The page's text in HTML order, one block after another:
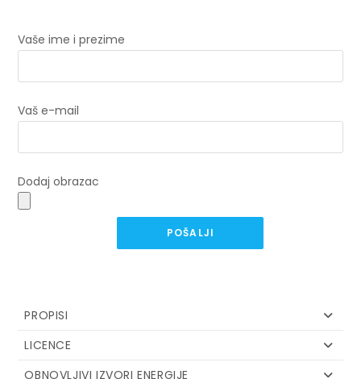
Vaše ime i prezime
Vaš e-mail
Dodaj obrazac
PROPISI
LICENCE
OBNOVLJIVI IZVORI ENERGIJE